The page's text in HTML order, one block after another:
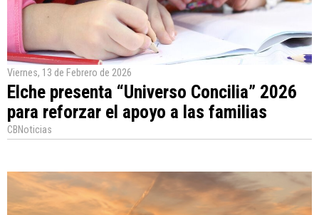
Viernes, 13 de Febrero de 2026
Elche presenta “Universo Concilia” 2026
para reforzar el apoyo a las familias
CBNoticias